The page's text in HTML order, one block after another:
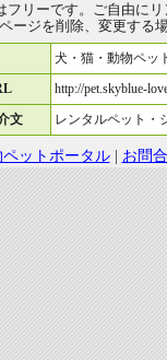
リーです。ご自由に
ージを削除、変更する
犬・猫・動物ペッ
http://pet.skyblue-
文 レンタルペット・
ットポータル| お問